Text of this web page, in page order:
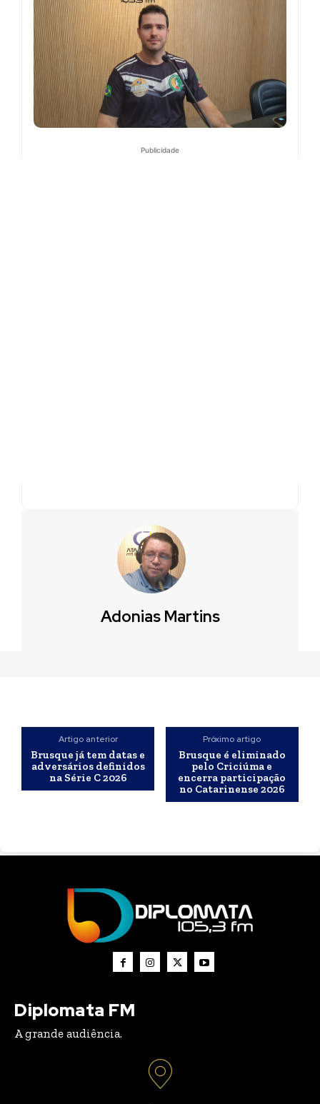
Publicidade
Adonias Martins
Artigo anterior
Brusque já tem datas e
adversários definidos
na Série C 2026
Próximo artigo
Brusque é eliminado
pelo Criciúma e
encerra participação
no Catarinense 2026
Diplomata FM
A grande audiência.